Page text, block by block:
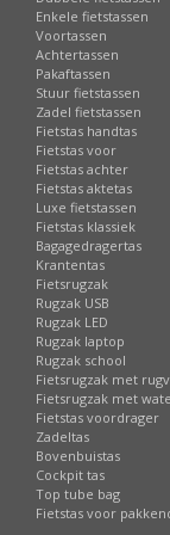
Enkele fietstassen
Voortassen
Achtertassen
Pakaftassen
Stuur fietstassen
Zadel fietstassen
Fietstas handtas
Fietstas voor
Fietstas achter
Fietstas aktetas
Luxe fietstassen
Fietstas klassiek
Bagagedragertas
Krantentas
Fietsrugzak
Rugzak USB
Rugzak LED
Rugzak laptop
Rugzak school
Fietsrugzak met
Fietsrugzak met
Fietstas voordrager
Zadeltas
Bovenbuistas
Cockpit tas
Top tube bag
Fietstas voor